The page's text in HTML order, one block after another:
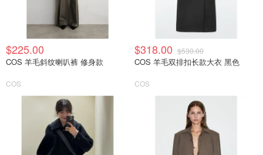
$225.00
COS 羊毛斜纹喇叭裤 修身款
COS
$318.00 $530.00
COS 羊毛双排扣长款大衣 黑色
COS